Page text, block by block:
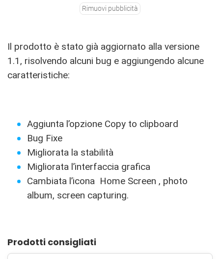
Rimuovi pubblicità
Il prodotto è stato già aggiornato alla versione
1.1, risolvendo alcuni bug e aggiungendo alcune
caratteristiche:
Aggiunta l’opzione Copy to clipboard
Bug Fixe
Migliorata la stabilità
Migliorata l’interfaccia grafica
Cambiata l’icona Home Screen , photo
album, screen capturing.
Prodotti consigliati